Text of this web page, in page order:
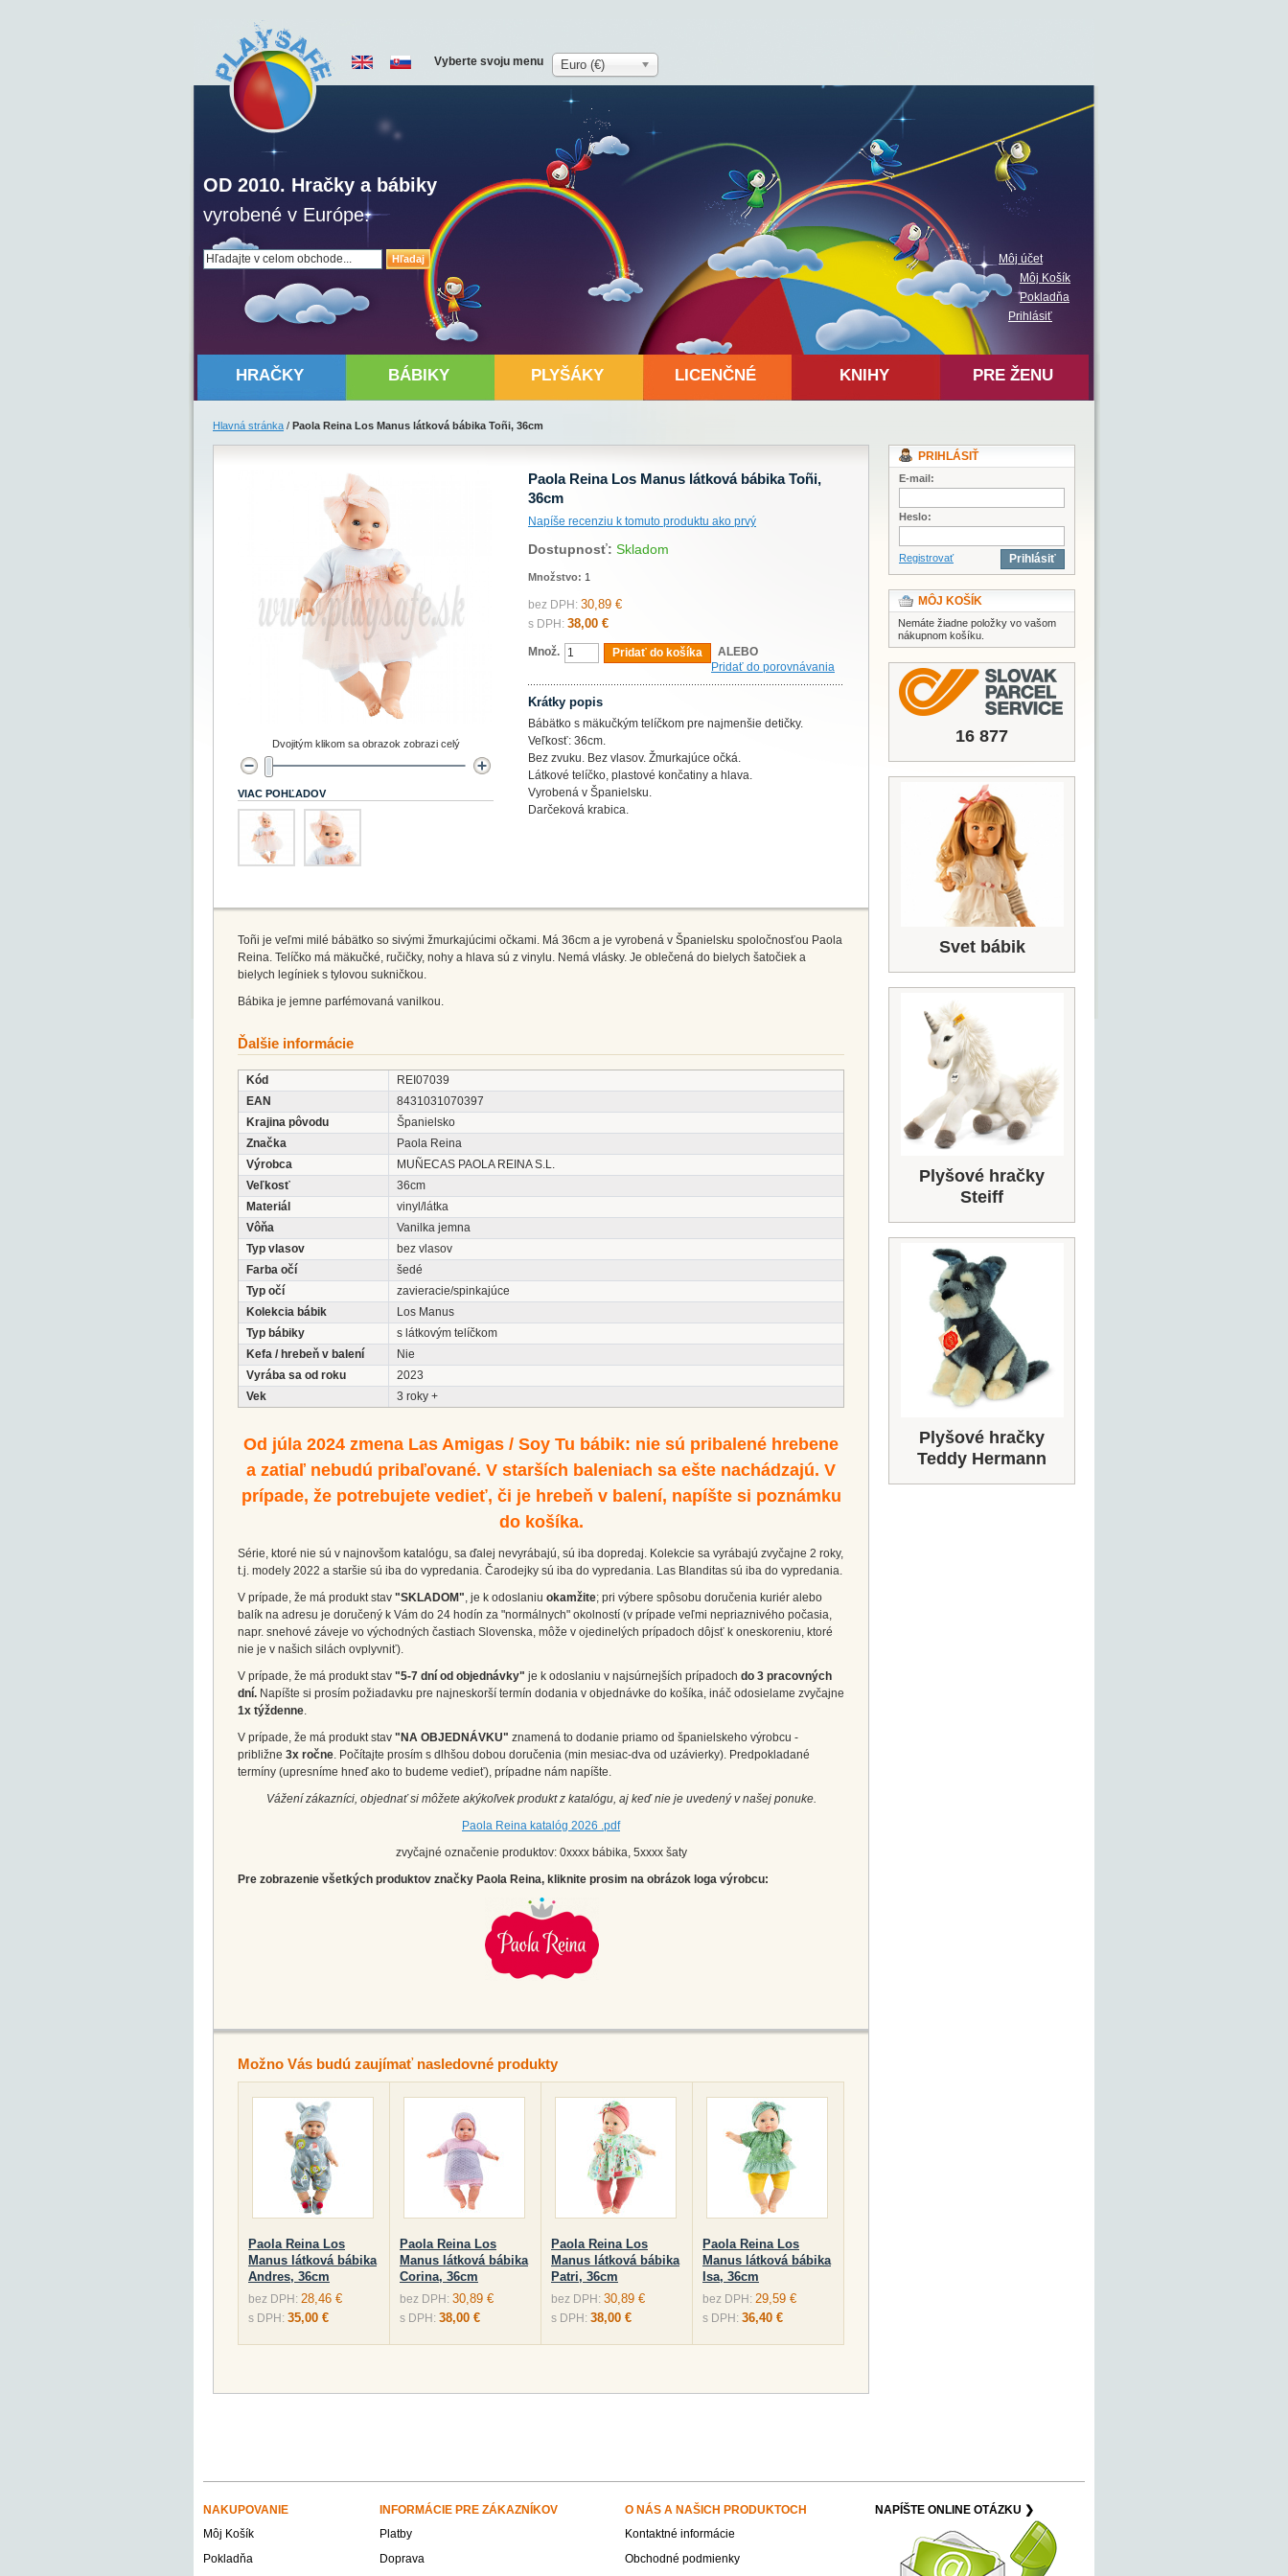
Hľadaj
OD 2010. Hračky a bábiky
vyrobené v Európe.
Môj účet
Môj Košík
Pokladňa
Prihlásiť
Vyberte svoju menu Euro (€)
HRAČKY BÁBIKY PLYŠÁKY LICENČNÉ KNIHY PRE ŽENU
Hlavná stránka / Paola Reina Los Manus látková bábika Toñi, 36cm
Paola Reina Los Manus látková bábika Toñi,
36cm
Napíše recenziu k tomuto produktu ako prvý
Dostupnosť: Skladom
Množstvo: 1
bez DPH: 30,89 €
s DPH: 38,00 €
Množ. Pridať do košíka
ALEBO
Pridať do porovnávania
Krátky popis
Bábätko s mäkučkým telíčkom pre najmenšie detičky.
Veľkosť: 36cm.
Bez zvuku. Bez vlasov. Žmurkajúce očká.
Látkové telíčko, plastové končatiny a hlava.
Vyrobená v Španielsku.
Darčeková krabica.
Dvojitým klikom sa obrazok zobrazi celý
VIAC POHĽADOV
Toñi je veľmi milé bábätko so sivými žmurkajúcimi očkami. Má 36cm a je vyrobená v Španielsku spoločnosťou Paola
Reina. Telíčko má mäkučké, ručičky, nohy a hlava sú z vinylu. Nemá vlásky. Je oblečená do bielych šatočiek a
bielych legíniek s tylovou sukničkou.
Bábika je jemne parfémovaná vanilkou.
Ďalšie informácie
Kód
REI07039
EAN
8431031070397
Krajina pôvodu
Španielsko
Značka
Paola Reina
Výrobca
MUÑECAS PAOLA REINA S.L.
Veľkosť
36cm
Materiál
vinyl/látka
Vôňa
Vanilka jemna
Typ vlasov
bez vlasov
Farba očí
šedé
Typ očí
zavieracie/spinkajúce
Kolekcia bábik
Los Manus
Typ bábiky
s látkovým telíčkom
Kefa / hrebeň v balení
Nie
Vyrába sa od roku
2023
Vek
3 roky +
Od júla 2024 zmena Las Amigas / Soy Tu bábik: nie sú pribalené hrebene
a zatiaľ nebudú pribaľované. V starších baleniach sa ešte nachádzajú. V
prípade, že potrebujete vedieť, či je hrebeň v balení, napíšte si poznámku
do košíka.
Série, ktoré nie sú v najnovšom katalógu, sa ďalej nevyrábajú, sú iba dopredaj. Kolekcie sa vyrábajú zvyčajne 2 roky,
t.j. modely 2022 a staršie sú iba do vypredania. Čarodejky sú iba do vypredania. Las Blanditas sú iba do vypredania.
V prípade, že má produkt stav "SKLADOM", je k odoslaniu okamžite; pri výbere spôsobu doručenia kuriér alebo
balík na adresu je doručený k Vám do 24 hodín za "normálnych" okolností (v prípade veľmi nepriaznivého počasia,
napr. snehové záveje vo východných častiach Slovenska, môže v ojedinelých prípadoch dôjsť k oneskoreniu, ktoré
nie je v našich silách ovplyvniť).
V prípade, že má produkt stav "5-7 dní od objednávky" je k odoslaniu v najsúrnejších prípadoch do 3 pracovných
dní. Napíšte si prosím požiadavku pre najneskorší termín dodania v objednávke do košíka, ináč odosielame zvyčajne
1x týždenne.
V prípade, že má produkt stav "NA OBJEDNÁVKU" znamená to dodanie priamo od španielskeho výrobcu -
približne 3x ročne. Počítajte prosím s dlhšou dobou doručenia (min mesiac-dva od uzávierky). Predpokladané
termíny (upresníme hneď ako to budeme vedieť), prípadne nám napíšte.
Vážení zákazníci, objednať si môžete akýkoľvek produkt z katalógu, aj keď nie je uvedený v našej ponuke.
Paola Reina katalóg 2026 .pdf
zvyčajné označenie produktov: 0xxxx bábika, 5xxxx šaty
Pre zobrazenie všetkých produktov značky Paola Reina, kliknite prosim na obrázok loga výrobcu:
Možno Vás budú zaujímať nasledovné produkty
Paola Reina Los
Manus látková bábika
Andres, 36cm
bez DPH: 28,46 €
s DPH: 35,00 €
Paola Reina Los
Manus látková bábika
Corina, 36cm
bez DPH: 30,89 €
s DPH: 38,00 €
Paola Reina Los
Manus látková bábika
Patri, 36cm
bez DPH: 30,89 €
s DPH: 38,00 €
Paola Reina Los
Manus látková bábika
Isa, 36cm
bez DPH: 29,59 €
s DPH: 36,40 €
PRIHLÁSIŤ
E-mail:
Heslo:
Registrovať Prihlásiť
MÔJ KOŠÍK
Nemáte žiadne položky vo vašom
nákupnom košíku.
16 877
Svet bábik
Plyšové hračky
Steiff
Plyšové hračky
Teddy Hermann
NAKUPOVANIE INFORMÁCIE PRE ZÁKAZNÍKOV O NÁS A NAŠICH PRODUKTOCH
NAPÍŠTE ONLINE OTÁZKU ❯
Môj Košík
Platby
Kontaktné informácie
Pokladňa
Doprava Obchodné podmienky